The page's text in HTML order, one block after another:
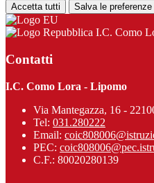
Accetta tutti Salva le preferenze
I.C. Como
Contatti
I.C. Como Lora - Lipomo
Via Mantegazza, 16 -
Tel: 031.280222
Email:
PEC:
C.F.: 80020280139